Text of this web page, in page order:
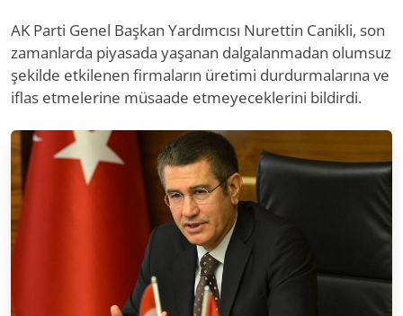
AK Parti Genel Başkan Yardımcısı Nurettin Canikli, son
zamanlarda piyasada yaşanan dalgalanmadan olumsuz
şekilde etkilenen firmaların üretimi durdurmalarına ve
iflas etmelerine müsaade etmeyeceklerini bildirdi.